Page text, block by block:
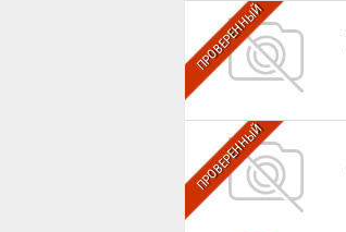
ПРОВЕРЕННЫЙ
ПРОВЕРЕННЫЙ